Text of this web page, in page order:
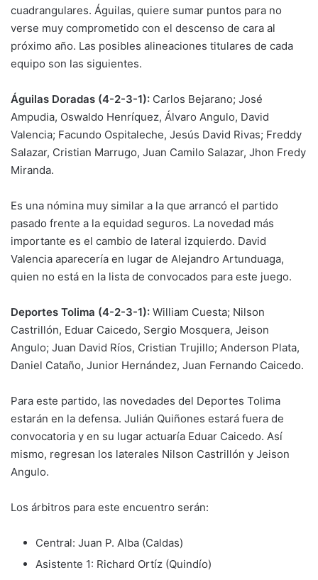
cuadrangulares. Águilas, quiere sumar puntos para no
verse muy comprometido con el descenso de cara al
próximo año. Las posibles alineaciones titulares de cada
equipo son las siguientes.
Águilas Doradas (4-2-3-1): Carlos Bejarano; José
Ampudia, Oswaldo Henríquez, Álvaro Angulo, David
Valencia; Facundo Ospitaleche, Jesús David Rivas; Freddy
Salazar, Cristian Marrugo, Juan Camilo Salazar, Jhon Fredy
Miranda.
Es una nómina muy similar a la que arrancó el partido
pasado frente a la equidad seguros. La novedad más
importante es el cambio de lateral izquierdo. David
Valencia aparecería en lugar de Alejandro Artunduaga,
quien no está en la lista de convocados para este juego.
Deportes Tolima (4-2-3-1): William Cuesta; Nilson
Castrillón, Eduar Caicedo, Sergio Mosquera, Jeison
Angulo; Juan David Ríos, Cristian Trujillo; Anderson Plata,
Daniel Cataño, Junior Hernández, Juan Fernando Caicedo.
Para este partido, las novedades del Deportes Tolima
estarán en la defensa. Julián Quiñones estará fuera de
convocatoria y en su lugar actuaría Eduar Caicedo. Así
mismo, regresan los laterales Nilson Castrillón y Jeison
Angulo.
Los árbitros para este encuentro serán:
Central: Juan P. Alba (Caldas)
Asistente 1: Richard Ortíz (Quindío)